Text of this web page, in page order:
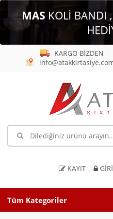
MAS KOLİ BANDI
KARGO BİZDEN
KAYIT
Tüm Kategoriler